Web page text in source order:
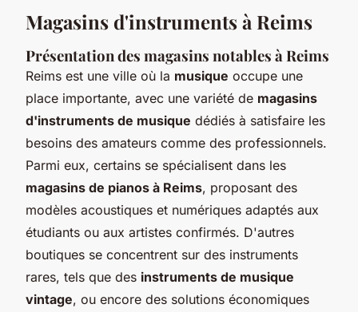
Magasins d'instruments à Reims
Présentation des magasins notables à Reims
Reims est une ville où la musique occupe une
place importante, avec une variété de magasins
d'instruments de musique dédiés à satisfaire les
besoins des amateurs comme des professionnels.
Parmi eux, certains se spécialisent dans les
magasins de pianos à Reims, proposant des
modèles acoustiques et numériques adaptés aux
étudiants ou aux artistes confirmés. D'autres
boutiques se concentrent sur des instruments
rares, tels que des instruments de musique
vintage, ou encore des solutions économiques